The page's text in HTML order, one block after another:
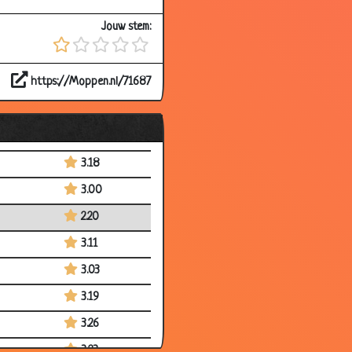
Jouw stem:
https://Moppen.nl/71687
2.80
2.81
3.09
3.18
3.00
2.20
3.11
3.03
3.19
3.26